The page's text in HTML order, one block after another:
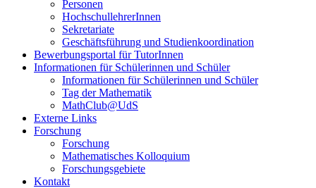
Personen
HochschullehrerInnen
Sekretariate
Geschäftsführung und Studienkoordination
Bewerbungsportal für TutorInnen
Informationen für Schülerinnen und Schüler
Informationen für Schülerinnen und Schüler
Tag der Mathematik
MathClub@UdS
Externe Links
Forschung
Forschung
Mathematisches Kolloquium
Forschungsgebiete
Kontakt